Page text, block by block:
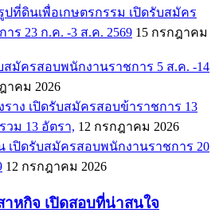
ที่ดินเพื่อเกษตรกรรม เปิดรับสมัคร
ร 23 ก.ค. -3 ส.ค. 2569 15 กรกฎาคม
สมัครสอบพนักงานราชการ 5 ส.ค. -14
าคม 2026
าง เปิดรับสมัครสอบข้าราชการ 13
วม 13 อัตรา, 12 กรกฎาคม 2026
เปิดรับสมัครสอบพนักงานราชการ 20
12 กรกฎาคม 2026
าหกิจ เปิดสอบที่น่าสนใจ